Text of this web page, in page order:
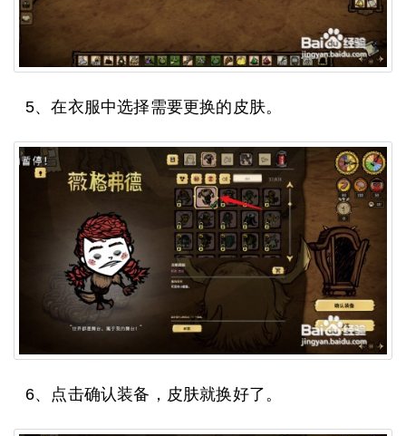
5、在衣服中选择需要更换的皮肤。
6、点击确认装备，皮肤就换好了。